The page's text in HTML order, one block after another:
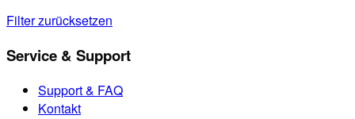
Filter zurücksetzen
Service & Support
Support & FAQ
Kontakt